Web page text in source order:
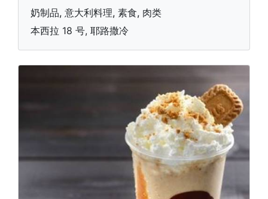
奶制品, 意大利料理, 素食, 肉类
本西拉 18 号, 耶路撒冷